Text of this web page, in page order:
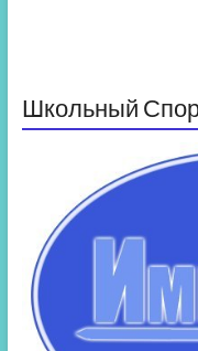
Школьный